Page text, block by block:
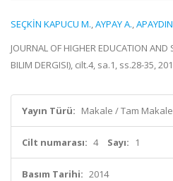
SEÇKİN KAPUCU M.,AYPAY A.,
JOURNAL OF HIGHER EDUCATION AND
BILIM DERGISI), cilt.4, sa.1, ss.28-35,
Yayın Türü: Makale / Tam Makale
Cilt numarası: 4 Sayı: 1
Basım Tarihi: 2014